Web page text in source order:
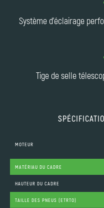
Système d'éclairage
Tige de selle
MOTEUR
MATÉRIAU DU CADRE
HAUTEUR DU CADRE
TAILLE DES PNEUS (ETRTO)